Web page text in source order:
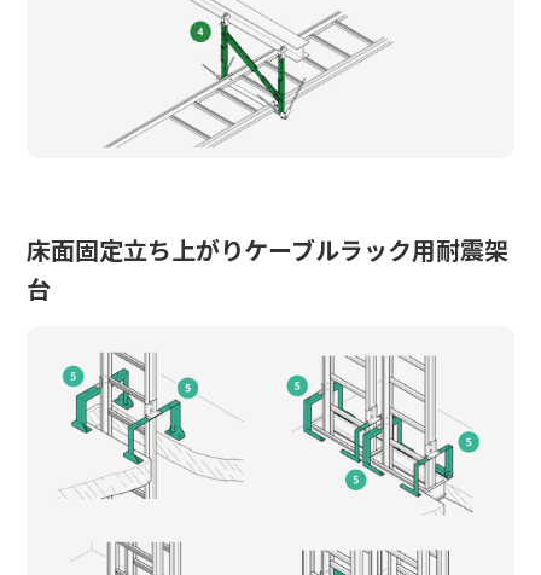
床面固定立ち上がりケーブルラック用耐震架
台